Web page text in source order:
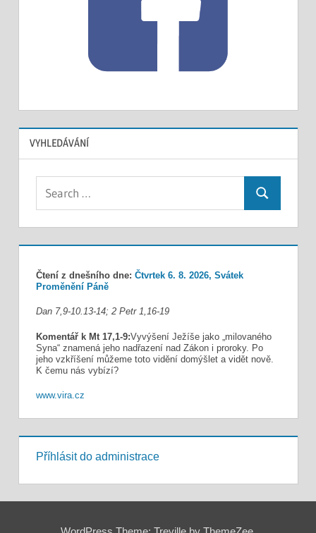
VYHLEDÁVÁNÍ
Search
Čtení z dnešního dne: Čtvrtek 6. 8. 2026, Svátek
Proměnění Páně
Dan 7,9-10.13-14; 2 Petr 1,16-19
Komentář k Mt 17,1-9:Vyvýšení Ježíše jako „milovaného
Syna“ znamená jeho nadřazení nad Zákon i proroky. Po
jeho vzkříšení můžeme toto vidění domýšlet a vidět nově.
K čemu nás vybízí?
www.vira.cz
Příhlásit do administrace